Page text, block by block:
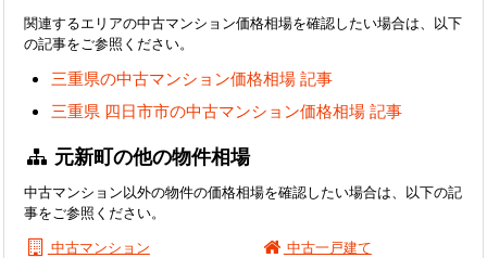
関連するエリアの中古マンション価格相場を確認したい場合は、以下
の記事をご参照ください。
三重県の中古マンション価格相場 記事
三重県 四日市市の中古マンション価格相場 記事
元新町の他の物件相場
中古マンション以外の物件の価格相場を確認したい場合は、以下の記
事をご参照ください。
中古マンション
中古一戸建て